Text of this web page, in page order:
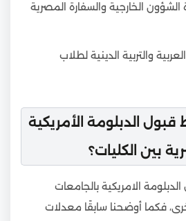
الشؤون الخارجية والسفارة المصرية
والتربية الدينية لطلاب
الدبلومة الأمريكية
بين الكليات؟
الامريكية بالجامعات
فكما أوضحنا سابقًا معدلات